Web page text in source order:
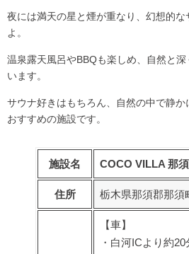
夜には満天の星と煙が重なり、幻想的
よ。
温泉露天風呂やBBQも楽しめ、自然と
います。
サウナ好きはもちろん、自然の中で静
おすすめの施設です。
施設名 COCO VILLA 那
住所 栃木県那須郡那須
【車】
・白河ICより約20